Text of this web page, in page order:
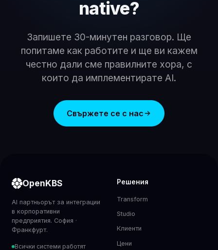
native?
Запишете 30-минутен разговор. Ще
попитаме как работите и ще ви кажем
честно дали сме правилните хора, с
които да имплементирате AI.
Свържете се с нас
OpenKBS
AI партньорът за интеграции
в корпоративни
предприятия. София ·
Франкфурт.
Всички системи работят
Решения
Transform
Studio
Клиенти
Цени